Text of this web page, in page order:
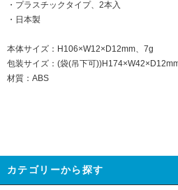
・プラスチックタイプ、2本入
・日本製
本体サイズ：H106×W12×D12mm、7g
包装サイズ：(袋(吊下可
材質：ABS
カテゴリーから探す